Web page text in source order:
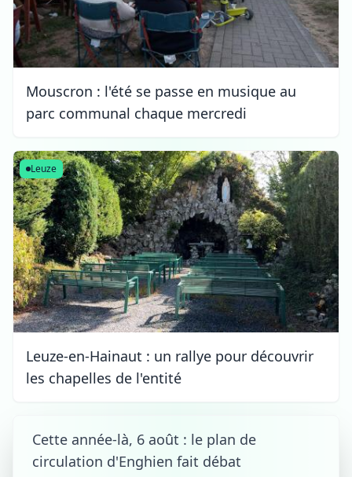
Mouscron : l'été se passe en musique au
parc communal chaque mercredi
Leuze
Leuze-en-Hainaut : un rallye pour découvrir
les chapelles de l'entité
Cette année-là, 6 août : le plan de
circulation d'Enghien fait débat